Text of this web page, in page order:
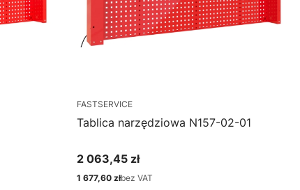
FASTSERVICE
Tablica narzędziowa N157-02-01
Cena
2 063,45 zł
Cena
1 677,60 złbez VAT